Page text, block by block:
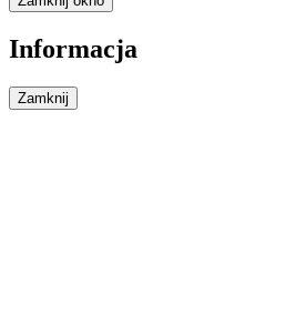
Informacja
Zamknij